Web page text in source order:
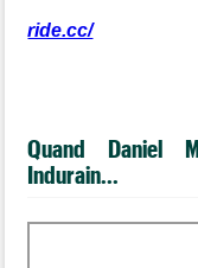
ride.cc/
Quand Daniel
Indurain...